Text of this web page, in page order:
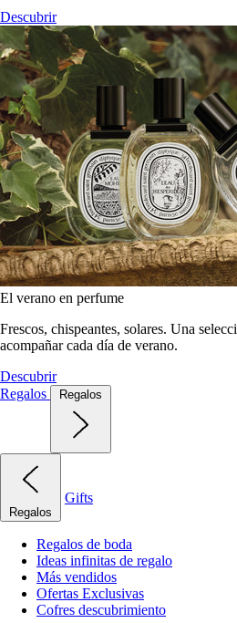
Descubrir
El verano en perfume
Frescos, chispeantes, solares. Una
acompañar cada día de verano.
Descubrir
Regalos
Regalos
Regalos
Gifts
Regalos de boda
Ideas infinitas de regalo
Más vendidos
Ofertas Exclusivas
Cofres descubrimiento